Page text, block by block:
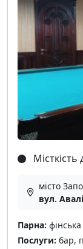
Місткість
місто
вул.
Парна:
Послуги: бар,